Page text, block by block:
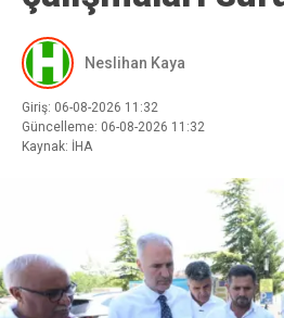
Neslihan Kaya
Giriş: 06-08-2026 11:32
Güncelleme: 06-08-2026 11:32
Kaynak: İHA